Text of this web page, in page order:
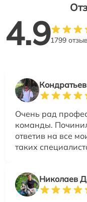
4.91799
Очень рад
команды.
ответив на все
таких
Николаев